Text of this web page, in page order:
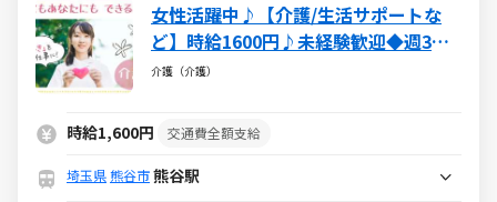
女性活躍中♪【介護/生活サポートな
ど】時給1600円♪未経験歓迎◆週3～
［派遣：マンパワー］
介護（介護）
時給1,600円 交通費全額支給
埼玉県熊谷市熊谷駅